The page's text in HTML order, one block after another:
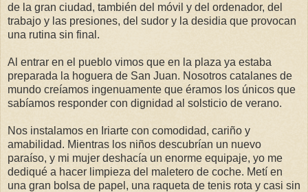
de la gran ciudad, también del móvil y del ordenador, del
trabajo y las presiones, del sudor y la desidia que provocan
una rutina sin final.
Al entrar en el pueblo vimos que en la plaza ya estaba
preparada la hoguera de San Juan. Nosotros catalanes de
mundo creíamos ingenuamente que éramos los únicos que
sabíamos responder con dignidad al solsticio de verano.
Nos instalamos en Iriarte con comodidad, cariño y
amabilidad. Mientras los niños descubrían un nuevo
paraíso, y mi mujer deshacía un enorme equipaje, yo me
dediqué a hacer limpieza del maletero de coche. Metí en
una gran bolsa de papel, una raqueta de tenis rota y casi sin